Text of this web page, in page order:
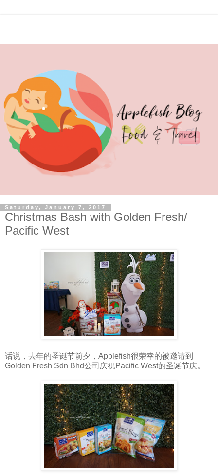
Saturday, January 7, 2017
Christmas Bash with Golden Fresh/
Pacific West
话说，去年的圣诞节前夕，Applefish很荣幸的被邀请到
Golden Fresh Sdn Bhd公司庆祝Pacific West的圣诞节庆。